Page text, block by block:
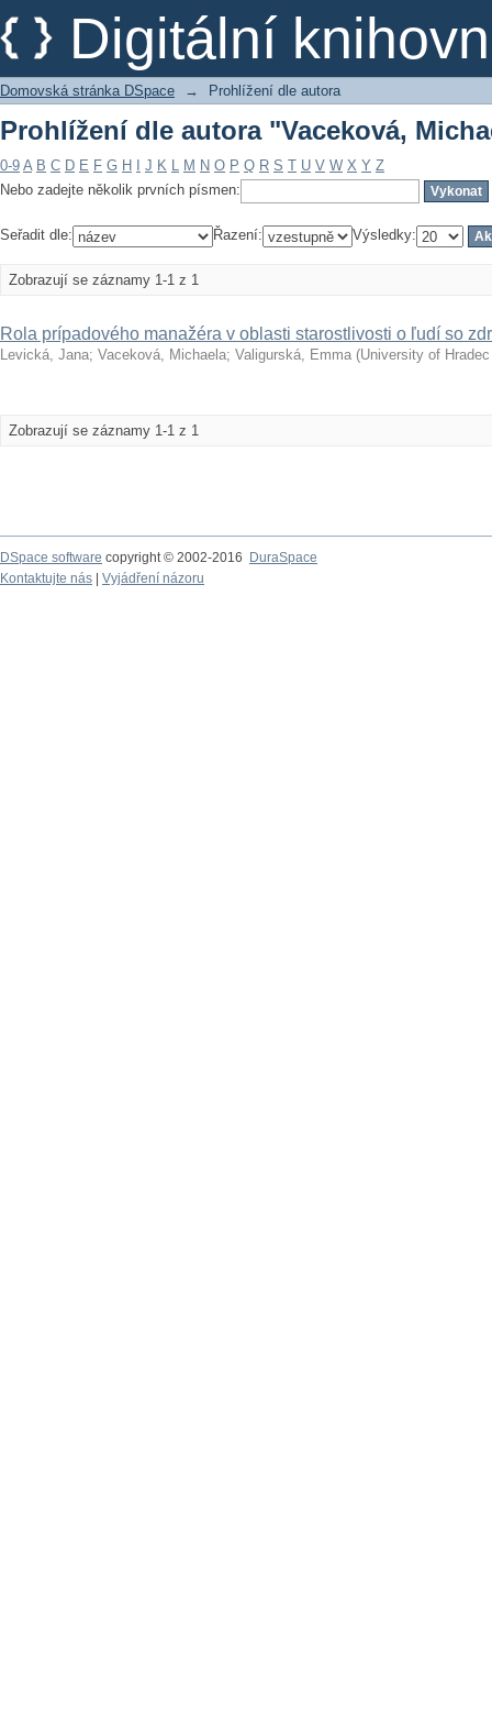
Digitální
Prohlížení dle autora "Vaceková,
Domovská stránka DSpace → Prohlížení dle autora
Prohlížení dle autora "Vaceková,
0-9 A B C D E F G H J K L M N O P Q R S T U V W X Y Z
Nebo zadejte několik prvních písmen:
Seřadit dle: Řazení: Výsledky:
Zobrazují se záznamy 1-1 z 1
Rola prípadového manažéra v oblasti starostlivosti o ľudí so
Levická, Jana; Vaceková, Michaela; Valigurská, Emma (University of
Zobrazují se záznamy 1-1 z 1
DSpace software copyright © 2002-2016
DuraSpace
Kontaktujte nás
Vyjádření názoru